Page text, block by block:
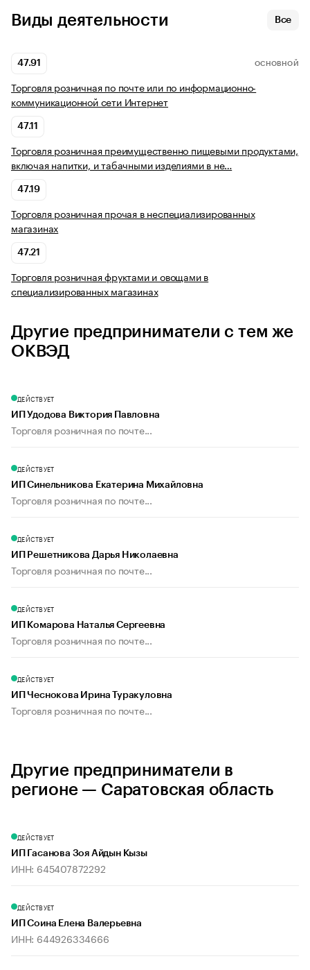
Виды деятельности Все
47.91 ОСНОВНОЙ
Торговля розничная по почте или по информационно-
коммуникационной сети Интернет
47.11
Торговля розничная преимущественно пищевыми продуктами,
включая напитки, и табачными изделиями в не…
47.19
Торговля розничная прочая в неспециализированных
магазинах
47.21
Торговля розничная фруктами и овощами в
специализированных магазинах
Другие предприниматели с тем же
ОКВЭД
ДЕЙСТВУЕТ
ИП Удодова Виктория Павловна
Торговля розничная по почте...
ДЕЙСТВУЕТ
ИП Синельникова Екатерина Михайловна
Торговля розничная по почте...
ДЕЙСТВУЕТ
ИП Решетникова Дарья Николаевна
Торговля розничная по почте...
ДЕЙСТВУЕТ
ИП Комарова Наталья Сергеевна
Торговля розничная по почте...
ДЕЙСТВУЕТ
ИП Чеснокова Ирина Туракуловна
Торговля розничная по почте...
Другие предприниматели в
регионе — Саратовская область
ДЕЙСТВУЕТ
ИП Гасанова Зоя Айдын Кызы
ИНН: 645407872292
ДЕЙСТВУЕТ
ИП Соина Елена Валерьевна
ИНН: 644926334666